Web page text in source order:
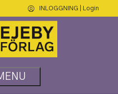
INLOGGNING | Login